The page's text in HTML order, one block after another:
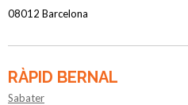
08012 Barcelona
RÀPID BERNAL
Sabater